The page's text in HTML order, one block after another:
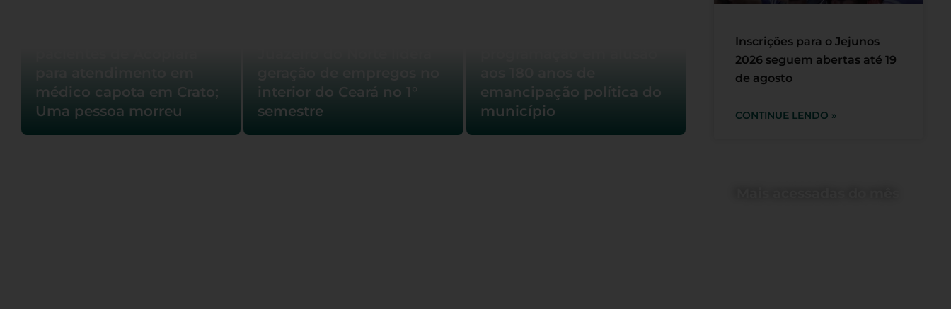
médico capota em Crato;
Uma pessoa morreu
interior do Ceará no 1°
semestre
emancipação política do
município
Inscrições para o Jejunos
2026 seguem abertas até 19
de agosto
CONTINUE LENDO »